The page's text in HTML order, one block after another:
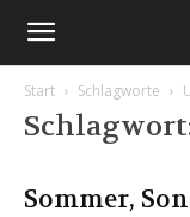
Start Schlagworte
Sommer,